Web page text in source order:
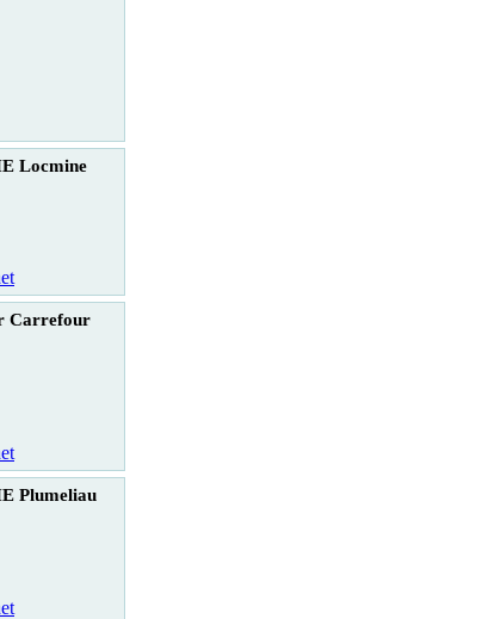
Locmine
Carrefour
Plumeliau